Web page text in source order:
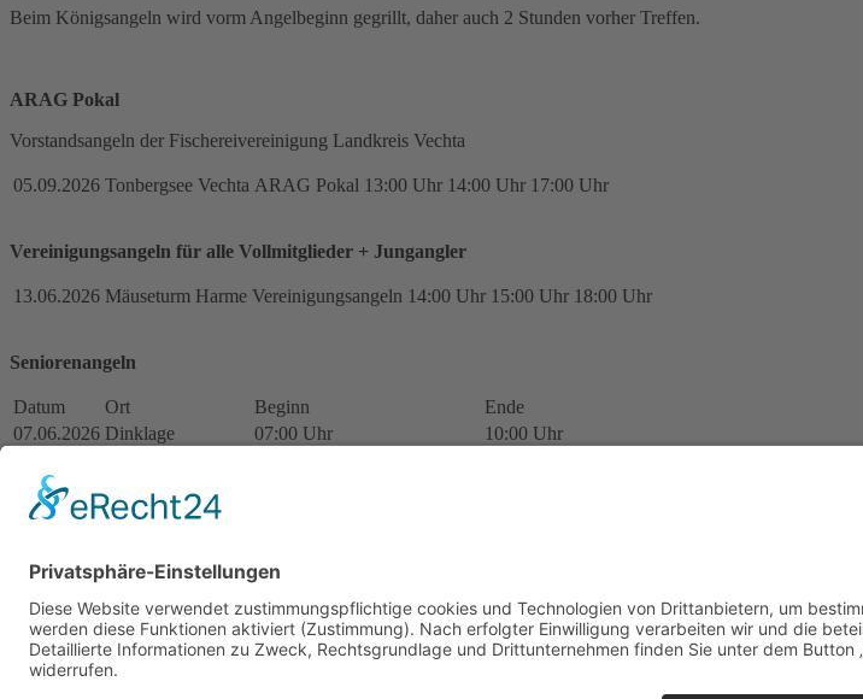
Beim Königsangeln wird vorm Angelbeginn gegrillt, daher auch 2 Stunden vorher Treffen.
ARAG Pokal
Vorstandsangeln der Fischereivereinigung Landkreis Vechta
05.09.2026 Tonbergsee Vechta ARAG Pokal 13:00 Uhr 14:00 Uhr 17:00 Uhr
Vereinigungsangeln für alle Vollmitglieder + Jungangler
13.06.2026 Mäuseturm Harme Vereinigungsangeln 14:00 Uhr 15:00 Uhr 18:00 Uhr
Seniorenangeln
Datum Ort Beginn
Ende
07.06.2026 Dinklage 07:00 Uhr
10:00 Uhr
26.07.2026
23.08.2026 Bakum
Startseite